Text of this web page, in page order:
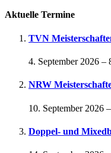
Aktuelle Termine
TVN
4. September 2026 –
NRW
10. September 2026 –
Doppel- und